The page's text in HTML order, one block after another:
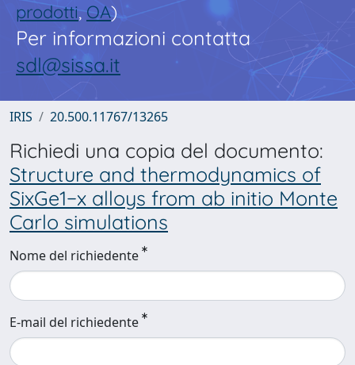
prodotti,OA)
Per informazioni contatta
sdl@sissa.it
IRIS 20.500.11767/13265
Richiedi una copia del documento:
Structure and thermodynamics of
SixGe1−x alloys from ab initio Monte
Carlo simulations
Nome del richiedente
E-mail del richiedente